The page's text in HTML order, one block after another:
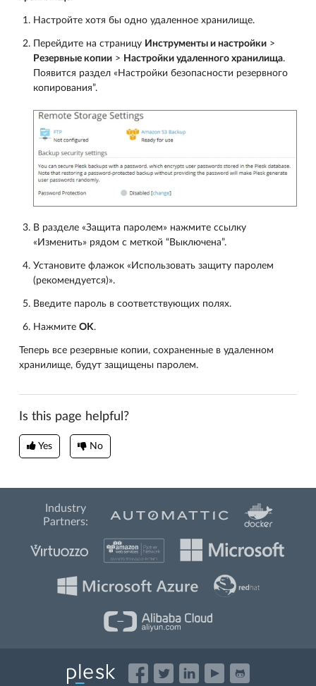
Настройте хотя бы одно удаленное хранилище.
Перейдите на страницу Инструменты и настройки >
Резервные копии > Настройки удаленного хранилища.
Появится раздел «Настройки безопасности резервного
копирования”.
В разделе «Защита паролем» нажмите ссылку
«Изменить» рядом с меткой “Выключена”.
Установите флажок «Использовать защиту паролем
(рекомендуется)».
Введите пароль в соответствующих полях.
Нажмите OK.
Теперь все резервные копии, сохраненные в удаленном
хранилище, будут защищены паролем.
Is this page helpful?
Yes No
Industry
Partners: